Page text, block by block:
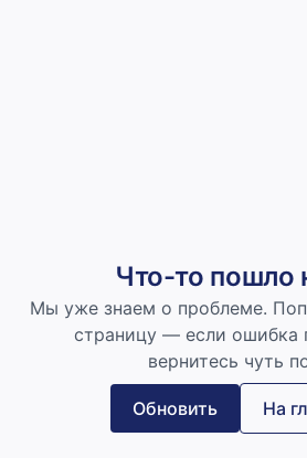
Что-то пошло
Мы уже знаем о проблеме.
страницу — если ошибка
вернитесь чуть
Обновить На